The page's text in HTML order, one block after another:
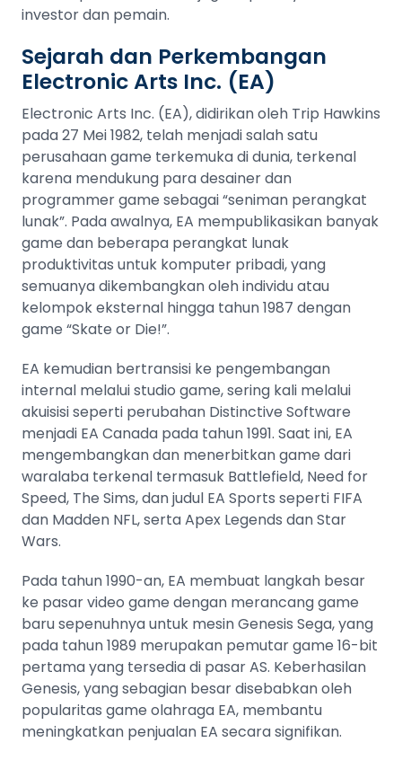
investor dan pemain.
Sejarah dan Perkembangan
Electronic Arts Inc. (EA)
Electronic Arts Inc. (EA), didirikan oleh Trip Hawkins
pada 27 Mei 1982, telah menjadi salah satu
perusahaan game terkemuka di dunia, terkenal
karena mendukung para desainer dan
programmer game sebagai “seniman perangkat
lunak”. Pada awalnya, EA mempublikasikan banyak
game dan beberapa perangkat lunak
produktivitas untuk komputer pribadi, yang
semuanya dikembangkan oleh individu atau
kelompok eksternal hingga tahun 1987 dengan
game “Skate or Die!”.
EA kemudian bertransisi ke pengembangan
internal melalui studio game, sering kali melalui
akuisisi seperti perubahan Distinctive Software
menjadi EA Canada pada tahun 1991. Saat ini, EA
mengembangkan dan menerbitkan game dari
waralaba terkenal termasuk Battlefield, Need for
Speed, The Sims, dan judul EA Sports seperti FIFA
dan Madden NFL, serta Apex Legends dan Star
Wars​​.
Pada tahun 1990-an, EA membuat langkah besar
ke pasar video game dengan merancang game
baru sepenuhnya untuk mesin Genesis Sega, yang
pada tahun 1989 merupakan pemutar game 16-bit
pertama yang tersedia di pasar AS. Keberhasilan
Genesis, yang sebagian besar disebabkan oleh
popularitas game olahraga EA, membantu
meningkatkan penjualan EA secara signifikan.